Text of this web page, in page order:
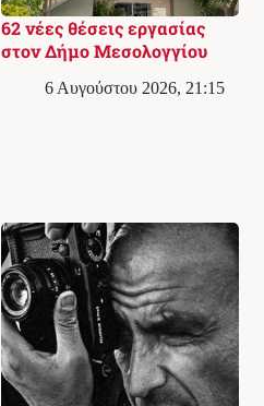
62 νέες θέσεις εργασίας
στον Δήμο Μεσολογγίου
6 Αυγούστου 2026, 21:15